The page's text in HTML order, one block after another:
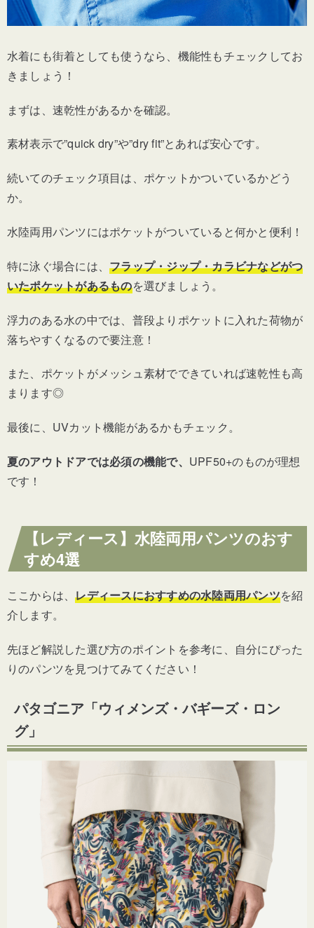
水着にも街着としても使うなら、機能性もチェックしてお
きましょう！
まずは、速乾性があるかを確認。
素材表示で”quick dry”や”dry fit”とあれば安心です。
続いてのチェック項目は、ポケットかついているかどう
か。
水陸両用パンツにはポケットがついていると何かと便利！
特に泳ぐ場合には、フラップ・ジップ・カラビナなどがつ
いたポケットがあるものを選びましょう。
浮力のある水の中では、普段よりポケットに入れた荷物が
落ちやすくなるので要注意！
また、ポケットがメッシュ素材でできていれば速乾性も高
まります◎
最後に、UVカット機能があるかもチェック。
夏のアウトドアでは必須の機能で、 UPF50+のものが理想
です！
【レディース】水陸両用パンツのおす
すめ4選
ここからは、レディースにおすすめの水陸両用パンツを紹
介します。
先ほど解説した選び方のポイントを参考に、自分にぴった
りのパンツを見つけてみてください！
パタゴニア「ウィメンズ・バギーズ・ロン
グ」